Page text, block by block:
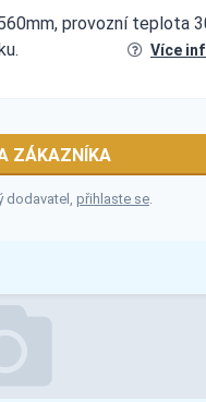
provozní teplota
Více
ZÁKAZNÍKA
dodavatel, přihlaste se.